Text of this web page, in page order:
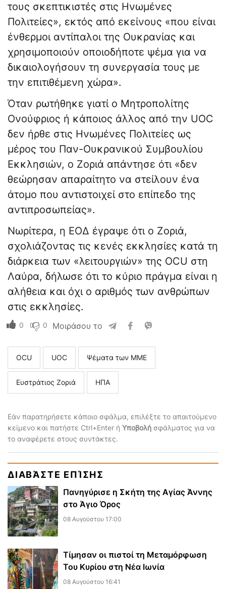
τους σκεπτικιστές στις Ηνωμένες
Πολιτείες», εκτός από εκείνους «που είναι
ένθερμοι αντίπαλοι της Ουκρανίας και
χρησιμοποιούν οποιοδήποτε ψέμα για να
δικαιολογήσουν τη συνεργασία τους με
την επιτιθέμενη χώρα».
Όταν ρωτήθηκε γιατί ο Μητροπολίτης
Ονούφριος ή κάποιος άλλος από την UOC
δεν ήρθε στις Ηνωμένες Πολιτείες ως
μέρος του Παν-Ουκρανικού Συμβουλίου
Εκκλησιών, ο Ζοριά απάντησε ότι «δεν
θεώρησαν απαραίτητο να στείλουν ένα
άτομο που αντιστοιχεί στο επίπεδο της
αντιπροσωπείας».
Νωρίτερα, η ΕΟΔ έγραψε ότι ο Ζοριά,
σχολιάζοντας τις κενές εκκλησίες κατά τη
διάρκεια των «λειτουργιών» της OCU στη
Λαύρα, δήλωσε ότι το κύριο πράγμα είναι η
αλήθεια και όχι ο αριθμός των ανθρώπων
στις εκκλησίες.
0 0 Μοιράσου το
ΟCU UOC Ψέματα των ΜΜΕ
Ευστράτιος Ζοριά ΗΠΑ
Εάν παρατηρήσετε κάποιο σφάλμα, επιλέξτε το απαιτούμενο
κείμενο και πατήστε Ctrl+Enter ή Υποβολή σφάλματος για να
το αναφέρετε στους συντάκτες.
ΔΙΑΒΆΣΤΕ ΕΠΊΣΗΣ
Πανηγύρισε η Σκήτη της Αγίας Άννης
στο Άγιο Όρος
08 Αυγούστου 17:00
Τίμησαν οι πιστοί τη Μεταμόρφωση
Του Κυρίου στη Νέα Ιωνία
08 Αυγούστου 16:41